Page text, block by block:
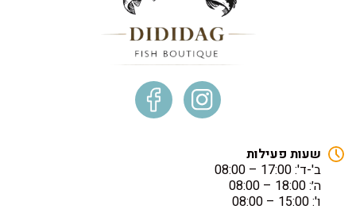
שעות פעילות
ב'-ד': 17:00 – 08:00
ה׳: 18:00 – 08:00
ו': 15:00 – 08:00